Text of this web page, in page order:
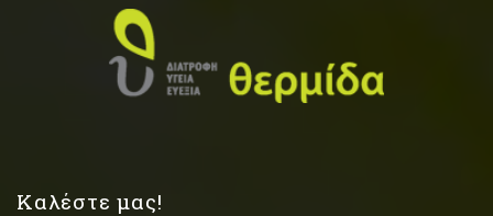
Καλέστε μας!